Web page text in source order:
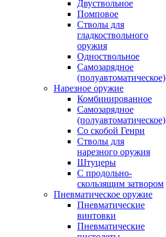
Двуствольное
Помповое
Стволы для
гладкоствольного
оружия
Одноствольное
Самозарядное
(полуавтоматическое)
Нарезное оружие
Комбинированное
Самозарядное
(полуавтоматическое)
Со скобой Генри
Стволы для
нарезного оружия
Штуцеры
С продольно-
скользящим затвором
Пневматическое оружие
Пневматические
винтовки
Пневматические